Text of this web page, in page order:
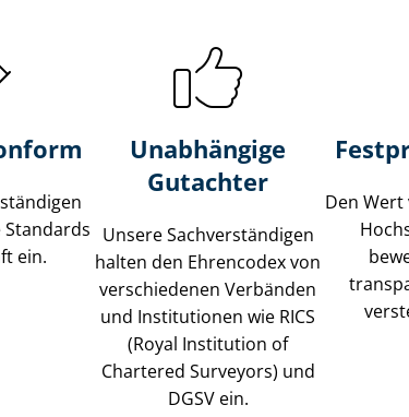
ein.
Unabhängige
Gutachter
Unsere Sach­ver­stän­di­gen
halten den Ehrencodex von
verschiedenen Verbänden
und Institutionen wie RICS
(Royal Institution of
Chartered Surveyors) und
DGSV ein.
Den